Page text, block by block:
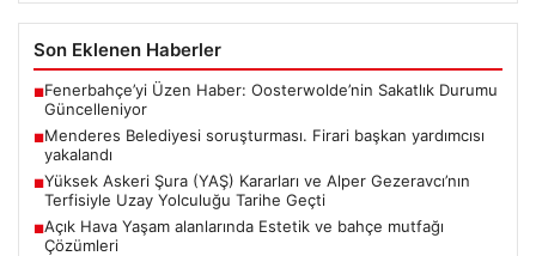
Son Eklenen Haberler
■Fenerbahçe’yi Üzen Haber: Oosterwolde’nin Sakatlık Durumu
Güncelleniyor
■Menderes Belediyesi soruşturması. Firari başkan yardımcısı
yakalandı
■Yüksek Askeri Şura (YAŞ) Kararları ve Alper Gezeravcı’nın
Terfisiyle Uzay Yolculuğu Tarihe Geçti
■Açık Hava Yaşam alanlarında Estetik ve bahçe mutfağı
Çözümleri